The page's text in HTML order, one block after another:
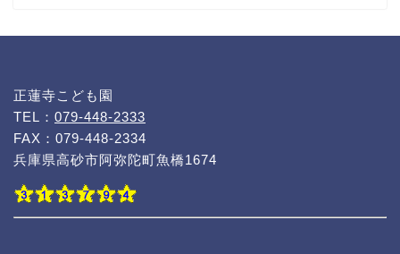
正蓮寺こども園
TEL： 079-448-2333
FAX：079-448-2334
兵庫県高砂市阿弥陀町魚橋1674